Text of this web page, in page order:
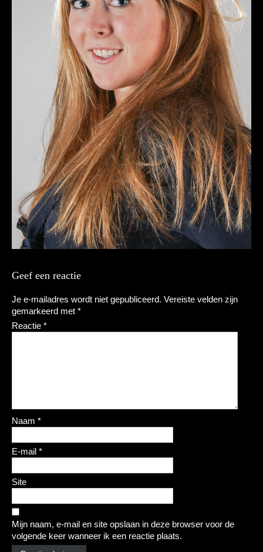
Geef een reactie
Je e-mailadres wordt niet gepubliceerd. Vereiste velden zijn
gemarkeerd met *
Reactie *
Naam *
E-mail *
Site
Mijn naam, e-mail en site opslaan in deze browser voor de
volgende keer wanneer ik een reactie plaats.